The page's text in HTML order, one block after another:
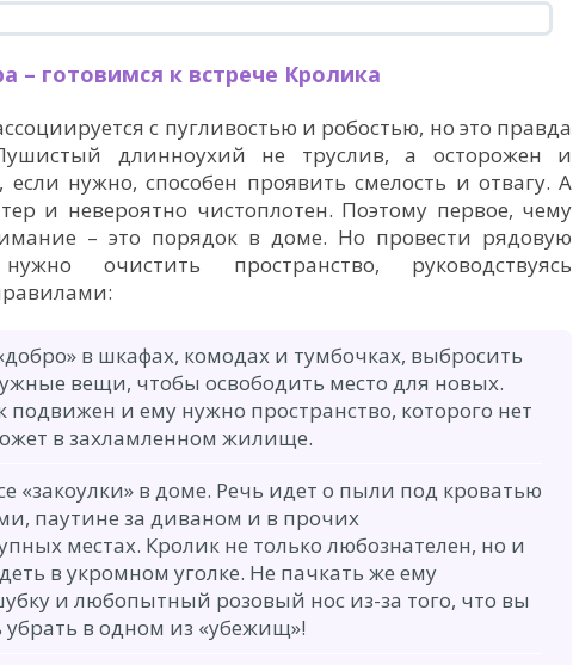
– готовимся к встрече Кролика
с пугливостью и робостью, но это правда
длинноухий не труслив, а осторожен и
если нужно, способен проявить смелость и отвагу. А
и невероятно чистоплотен. Поэтому первое, чему
– это порядок в доме. Но провести рядовую
очистить пространство, руководствуясь
в шкафах, комодах и тумбочках, выбросить
вещи, чтобы освободить место для новых.
подвижен и ему нужно пространство, которого нет
в захламленном жилище.
«закоулки» в доме. Речь идет о пыли под кроватью
паутине за диваном и в прочих
местах. Кролик не только любознателен, но и
в укромном уголке. Не пачкать же ему
и любопытный розовый нос из-за того, что вы
убрать в одном из «убежищ»!